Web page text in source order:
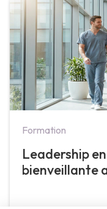
Formation
Leadership
bienveillante